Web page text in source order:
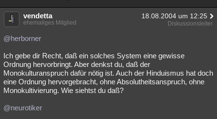
vendetta 18.08.2004 um 12:25
ehemaliges Mitglied Diskussionsleiter
@herborner
Ich gebe dir Recht, daß ein solches System eine gewisse
Ordnung hervorbringt. Aber denkst du, daß der
Monokulturanspruch dafür nötig ist. Auch der Hinduismus hat doch
eine Ordnung hervorgebracht, ohne Absolutheitsanspruch, ohne
Monokultivierung. Wie siehtst du daß?
@neurotiker